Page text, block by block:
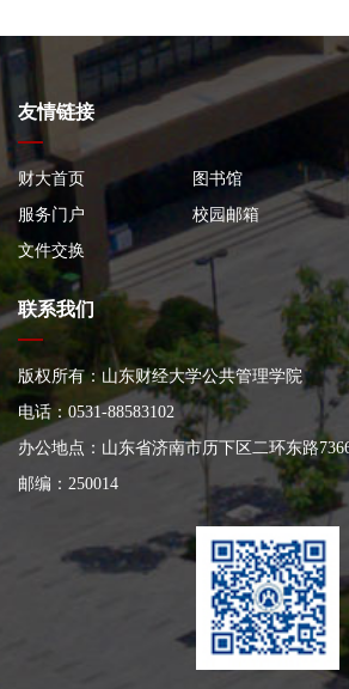
友情链接
财大首页
图书馆
服务门户
校园邮箱
文件交换
联系我们
版权所有：山东财经大学公共管理学院
电话：0531-88583102
办公地点：山东省济南市历下区二环东路
邮编：250014